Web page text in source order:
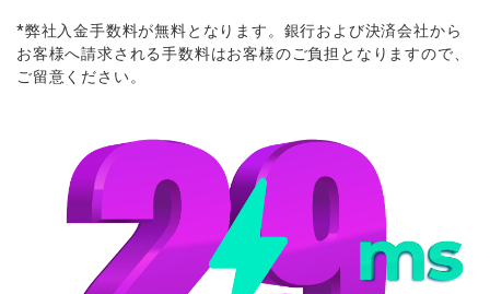
*弊社入金手数料が無料となります。 銀行および決済会社から
お客様へ請求さ れる手数料はお客様のご負担となりますので、
ご留意ください。